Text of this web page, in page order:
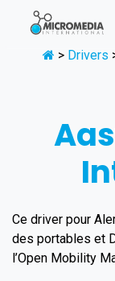
Se rendre au
> Drivers
Ce driver pour
des portables et
l’Open Mobility